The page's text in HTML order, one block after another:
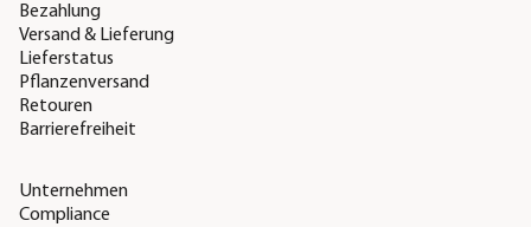
Bezahlung
Versand & Lieferung
Lieferstatus
Pflanzenversand
Retouren
Barrierefreiheit
Unternehmen
Compliance